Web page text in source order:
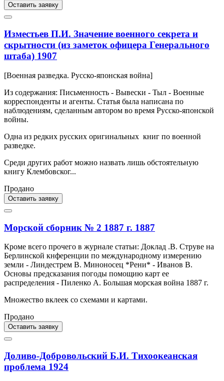
Оставить заявку
Изместьев П.И. Значение военного секрета и
скрытности (из заметок офицера Генерального
штаба) 1907
[Военная разведка. Русско-японская война]
Из содержания: Письменность - Вывески - Тыл - Военные
корреспонденты и агенты. Статья была написана по
наблюдениям, сделанным автором во время Русско-японской
войны.
Одна из редких русских оригинальных книг по военной
разведке.
Среди других работ можно назвать лишь обстоятельную
книгу Клембовског...
Продано
Оставить заявку
Морской сборник № 2 1887 г. 1887
Кроме всего прочего в журнале статьи: Доклад .В. Струве на
Берлинской кнференции по международному измерению
земли - Линдестрем В. Миноносец *Рени* - Иванов В.
Основы предсказания погоды помощию карт ее
распределения - Пиленко А. Большая морская война 1887 г.
Множество вклеек со схемами и картами.
Продано
Оставить заявку
Доливо-Добровольский Б.И. Тихоокеанская
проблема 1924